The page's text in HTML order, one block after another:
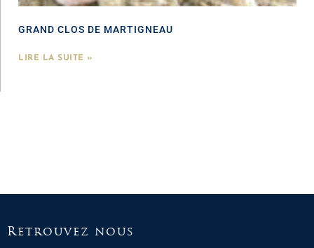
GRAND CLOS DE MARTIGNEAU
LIRE LA SUITE »
Retrouvez nous